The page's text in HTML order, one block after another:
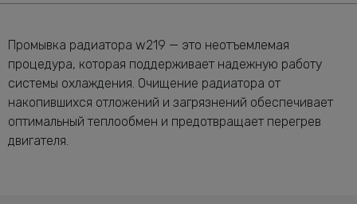
Промывка радиатора w219 — это неотъемлемая
процедура, которая поддерживает надежную работу
системы охлаждения. Очищение радиатора от
накопившихся отложений и загрязнений обеспечивает
оптимальный теплообмен и предотвращает перегрев
двигателя.